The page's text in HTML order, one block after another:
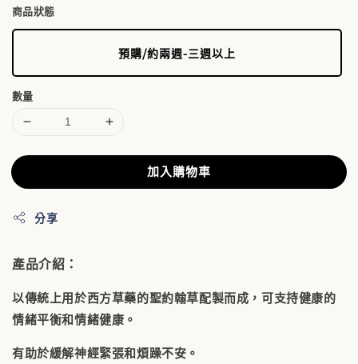
商品狀態
預購/約兩週-三週以上
數量
加入購物車
分享
產品介紹：
以傳統上用於西方草藥的聖約翰草配製而成，可支持健康的
情緒平衡和情緒健康。
有助於緩解神經緊張和煩躁不安。